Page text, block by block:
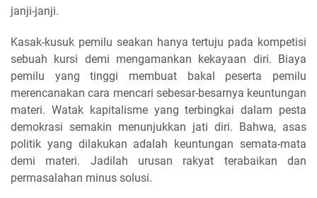
janji-janji.
Kasak-kusuk pemilu seakan hanya tertuju pada kompetisi
sebuah kursi demi mengamankan kekayaan diri. Biaya
pemilu yang tinggi membuat bakal peserta pemilu
merencanakan cara mencari sebesar-besarnya keuntungan
materi. Watak kapitalisme yang terbingkai dalam pesta
demokrasi semakin menunjukkan jati diri. Bahwa, asas
politik yang dilakukan adalah keuntungan semata-mata
demi materi. Jadilah urusan rakyat terabaikan dan
permasalahan minus solusi.